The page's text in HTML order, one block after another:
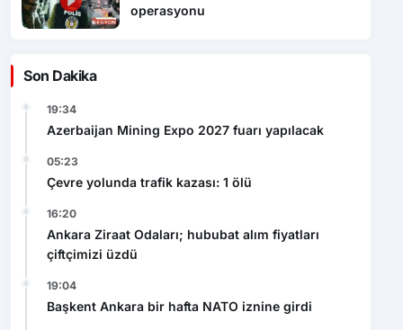
operasyonu
Son Dakika
19:34
Azerbaijan Mining Expo 2027 fuarı yapılacak
05:23
Çevre yolunda trafik kazası: 1 ölü
16:20
Ankara Ziraat Odaları; hububat alım fiyatları
çiftçimizi üzdü
19:04
Başkent Ankara bir hafta NATO iznine girdi